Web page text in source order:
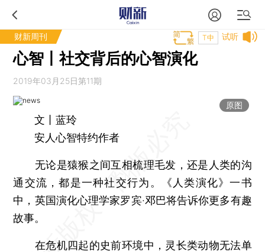
财新周刊 试听
T中
心智丨社交背后的心智演化
2019年03月25日第11期
原图
文丨蓝玲
安人心智特约作者
无论是猿猴之间互相梳理毛发，还是人类的沟
通交流，都是一种社交行为。《人类演化》一书
中，英国演化心理学家罗宾·邓巴将告诉你更多有趣
故事。
在危机四起的史前环境中，灵长类动物无法单